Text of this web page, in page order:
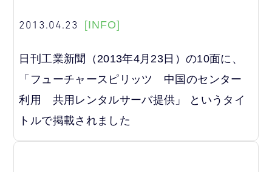
2013.04.23 [INFO]
日刊工業新聞（2013年4月23日）の10面に、
「フューチャースピリッツ 中国のセンター
利用 共用レンタルサーバ提供」 というタイ
トルで掲載されました